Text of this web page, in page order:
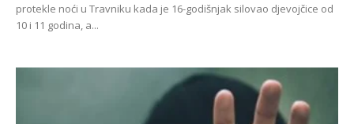
protekle noći u Travniku kada je 16-godišnjak silovao djevojčice od
10 i 11 godina, a...